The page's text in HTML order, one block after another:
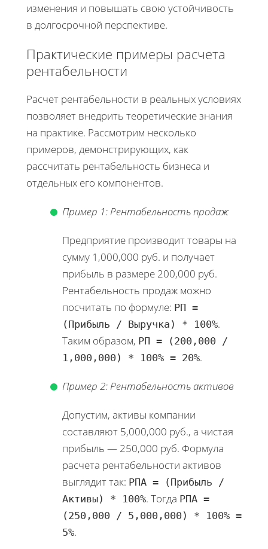
изменения и повышать свою устойчивость
в долгосрочной перспективе.
Практические примеры расчета
рентабельности
Расчет рентабельности в реальных условиях
позволяет внедрить теоретические знания
на практике. Рассмотрим несколько
примеров, демонстрирующих, как
рассчитать рентабельность бизнеса и
отдельных его компонентов.
Пример 1: Рентабельность продаж
Предприятие производит товары на
сумму 1,000,000 руб. и получает
прибыль в размере 200,000 руб.
Рентабельность продаж можно
посчитать по формуле: РП =
(Прибыль / Выручка) * 100%.
Таким образом, РП = (200,000 /
1,000,000) * 100% = 20%.
Пример 2: Рентабельность активов
Допустим, активы компании
составляют 5,000,000 руб., а чистая
прибыль — 250,000 руб. Формула
расчета рентабельности активов
выглядит так: РПА = (Прибыль /
Активы) * 100%. Тогда РПА =
(250,000 / 5,000,000) * 100% =
5%.